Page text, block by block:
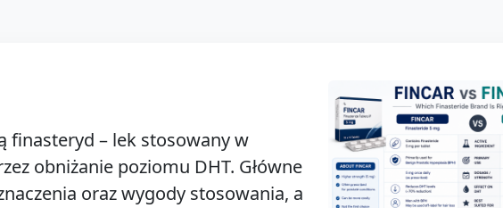
finasteryd – lek stosowany w
obniżanie poziomu DHT. Główne
oraz wygody stosowania, a